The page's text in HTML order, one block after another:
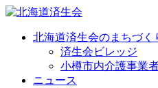
北海道済生会のまちづく
済生会ビレッジ
小樽市内介護事業
ニュース